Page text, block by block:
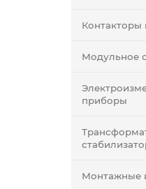
Контакторы
Модульное
приборы
Монтажные